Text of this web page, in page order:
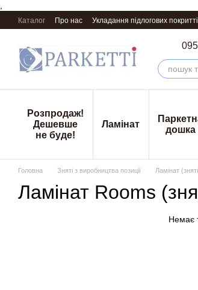
Перейти к основному контенту
Каталог Про нас Укладання підлогових
Розпродаж!
Дешевше
не буде!
Ламінат
дошка
Головна Зняті з виробництва позиції Ламінат
Ламінат Rooms
Немає